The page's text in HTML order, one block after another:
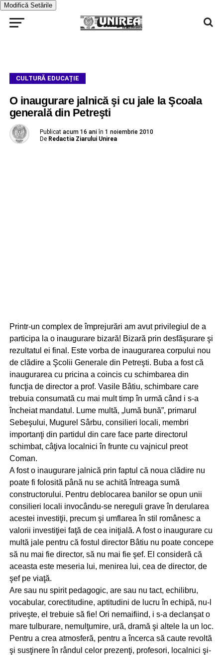
Modifică Setările
CULTURĂ EDUCAȚIE
O inaugurare jalnică şi cu jale la Şcoala
generală din Petreşti
Publicat acum 16 ani în 1 noiembrie 2010
De Redactia Ziarului Unirea
Printr-un complex de împrejurări am avut privilegiul de a
participa la o inaugurare bizară! Bizară prin desfăşurare şi
rezultatul ei final. Este vorba de inaugurarea corpului nou
de clădire a Şcolii Generale din Petreşti. Buba a fost că
inaugurarea cu pricina a coincis cu schimbarea din
funcţia de director a prof. Vasile Bâtiu, schimbare care
trebuia consumată cu mai mult timp în urmă când i s-a
încheiat mandatul. Lume multă, „lumă bună”, primarul
Sebeşului, Mugurel Sârbu, consilieri locali, membri
importanţi din partidul din care face parte directorul
schimbat, câţiva localnici în frunte cu vajnicul preot
Coman.
A fost o inaugurare jalnică prin faptul că noua clădire nu
poate fi folosită până nu se achită întreaga sumă
constructorului. Pentru deblocarea banilor se opun unii
consilieri locali invocându-se nereguli grave în derularea
acestei investiţii, precum şi umflarea în stil românesc a
valorii investiţiei faţă de cea iniţială. A fost o inaugurare cu
multă jale pentru că fostul director Bâtiu nu poate concepe
să nu mai fie director, să nu mai fie şef. El consideră că
aceasta este meseria lui, menirea lui, cea de director, de
şef pe viaţă.
Are sau nu spirit pedagogic, are sau nu tact, echilibru,
vocabular, corectitudine, aptitudini de lucru în echipă, nu-l
priveşte, el trebuie să fie! Ori nemaifiind, i s-a declanşat o
mare tulburare, nemulţumire, ură, dramă şi altele la un loc.
Pentru a crea atmosferă, pentru a încerca să caute revoltă
şi susţinere în rândul celor prezenţi, profesori, localnici şi-